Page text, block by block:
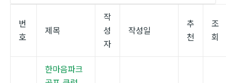
번
호
제목
작
성
자
작성일
추
천
조
회
한마음파크